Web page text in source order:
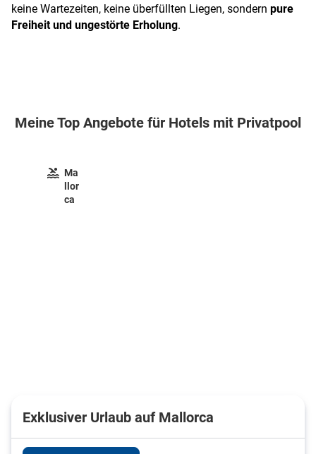
keine Wartezeiten, keine überfüllten Liegen, sondern pure
Freiheit und ungestörte Erholung.
Meine Top Angebote für Hotels mit Privatpool
Ma
llor
ca
Exklusiver Urlaub auf Mallorca